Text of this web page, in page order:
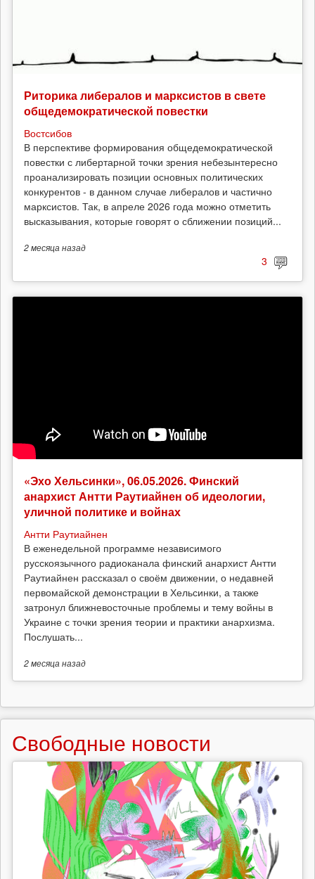
Риторика либералов и марксистов в свете
общедемократической повестки
Востсибов
В перспективе формирования общедемократической
повестки с либертарной точки зрения небезынтересно
проанализировать позиции основных политических
конкурентов - в данном случае либералов и частично
марксистов. Так, в апреле 2026 года можно отметить
высказывания, которые говорят о сближении позиций...
2 месяцаназад
3
«Эхо Хельсинки», 06.05.2026. Финский
анархист Антти Раутиайнен об идеологии,
уличной политике и войнах
Антти Раутиайнен
В еженедельной программе независимого
русскоязычного радиоканала финский анархист Антти
Раутиайнен рассказал о своём движении, о недавней
первомайской демонстрации в Хельсинки, а также
затронул ближневосточные проблемы и тему войны в
Украине с точки зрения теории и практики анархизма.
Послушать...
2 месяцаназад
Свободные новости